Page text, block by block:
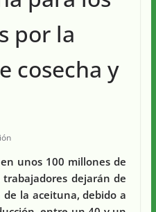
por la
cosecha y
unos 100 millones de
dejarán de
la aceituna, debido a